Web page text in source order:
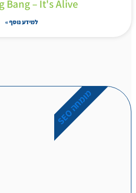
Bang – It's Alive
למידע נוסף »
מ
ו
מ
ח
ה
S
E
O